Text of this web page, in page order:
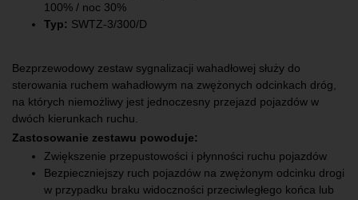
100% / noc 30%
Typ: SWTZ-3/300/D
Bezprzewodowy zestaw sygnalizacji wahadłowej służy do
sterowania ruchem wahadłowym na zwężonych odcinkach dróg,
na których niemożliwy jest jednoczesny przejazd pojazdów w
dwóch kierunkach ruchu.
Zastosowanie zestawu powoduje:
Zwiększenie przepustowości i płynności ruchu pojazdów
Bezpieczniejszy ruch pojazdów na zwężonym odcinku drogi
w przypadku braku widoczności przeciwległego końca lub